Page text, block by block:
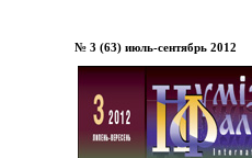
№ 3 (63) июль-сентябрь 2012